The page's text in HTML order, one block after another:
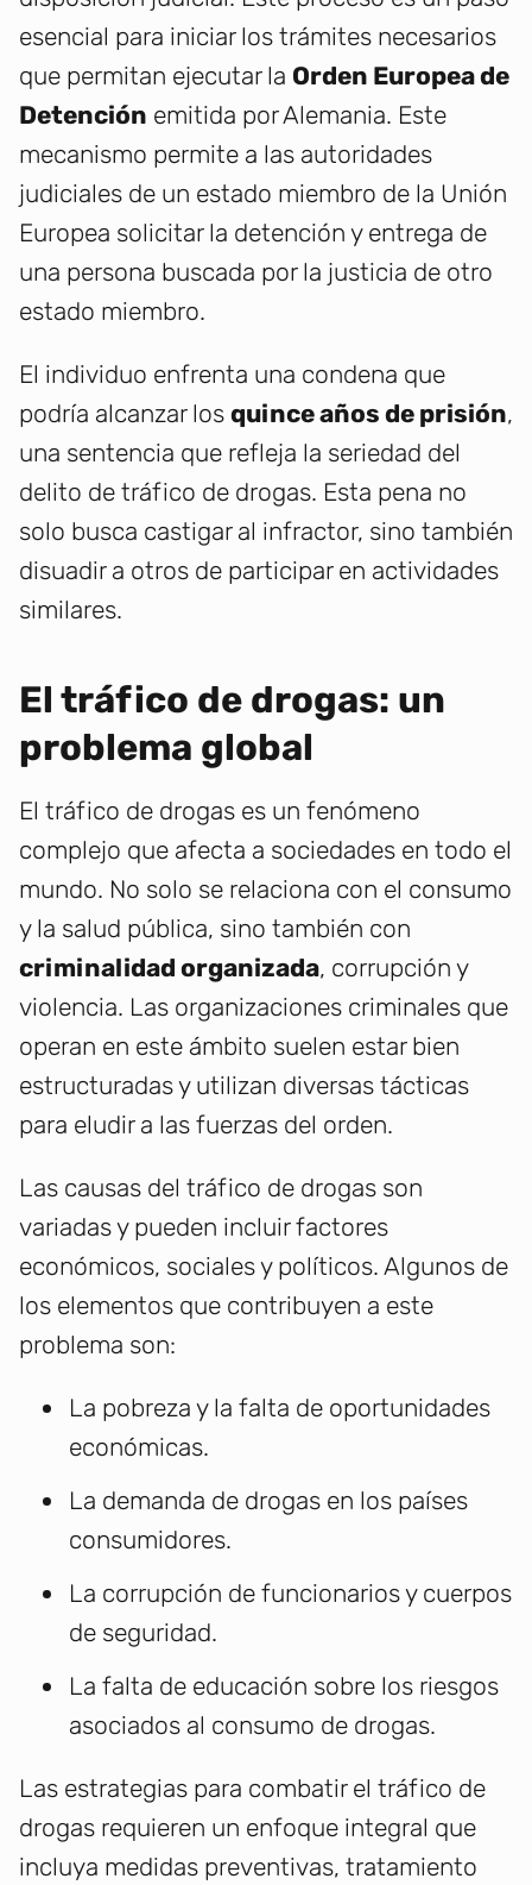
esencial para iniciar los trámites necesarios
que permitan ejecutar la Orden Europea de
Detención emitida por Alemania. Este
mecanismo permite a las autoridades
judiciales de un estado miembro de la Unión
Europea solicitar la detención y entrega de
una persona buscada por la justicia de otro
estado miembro.
El individuo enfrenta una condena que
podría alcanzar los quince años de prisión,
una sentencia que refleja la seriedad del
delito de tráfico de drogas. Esta pena no
solo busca castigar al infractor, sino también
disuadir a otros de participar en actividades
similares.
El tráfico de drogas: un
problema global
El tráfico de drogas es un fenómeno
complejo que afecta a sociedades en todo el
mundo. No solo se relaciona con el consumo
y la salud pública, sino también con
criminalidad organizada, corrupción y
violencia. Las organizaciones criminales que
operan en este ámbito suelen estar bien
estructuradas y utilizan diversas tácticas
para eludir a las fuerzas del orden.
Las causas del tráfico de drogas son
variadas y pueden incluir factores
económicos, sociales y políticos. Algunos de
los elementos que contribuyen a este
problema son:
La pobreza y la falta de oportunidades
económicas.
La demanda de drogas en los países
consumidores.
La corrupción de funcionarios y cuerpos
de seguridad.
La falta de educación sobre los riesgos
asociados al consumo de drogas.
Las estrategias para combatir el tráfico de
drogas requieren un enfoque integral que
incluya medidas preventivas, tratamiento